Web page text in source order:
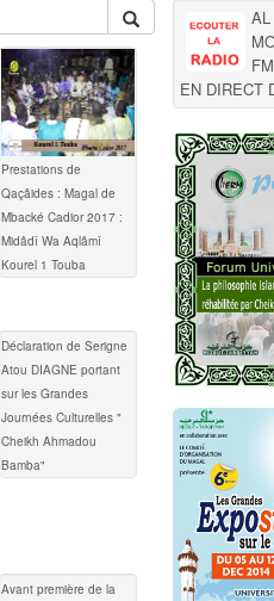
Prestations de
Qaçâides : Magal de
Mbacké Cadior 2017 :
Midâdî Wa Aqlâmî
Kourel 1 Touba
Déclaration de Serigne
Atou DIAGNE portant
sur les Grandes
Journées Culturelles "
Cheikh Ahmadou
Bamba"
Avant première de la
AL
EN DIRECT